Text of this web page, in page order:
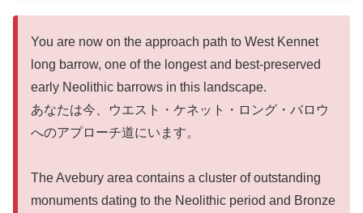
You are now on the approach path to West Kennet
long barrow, one of the longest and best-preserved
early Neolithic barrows in this landscape.
あなたは今、ウエスト・ケネット・ロング・バロウ
へのアプローチ道にいます。
The Avebury area contains a cluster of outstanding
monuments dating to the Neolithic period and Bronze